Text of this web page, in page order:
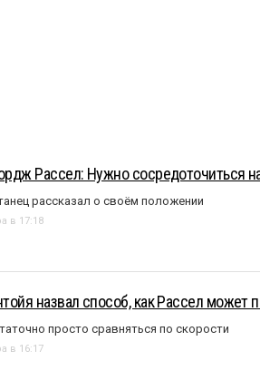
Рассел: Нужно сосредоточиться
рассказал о своём положении
в 17:18
назвал способ, как Рассел может
просто сравняться по скорости
в 16:17